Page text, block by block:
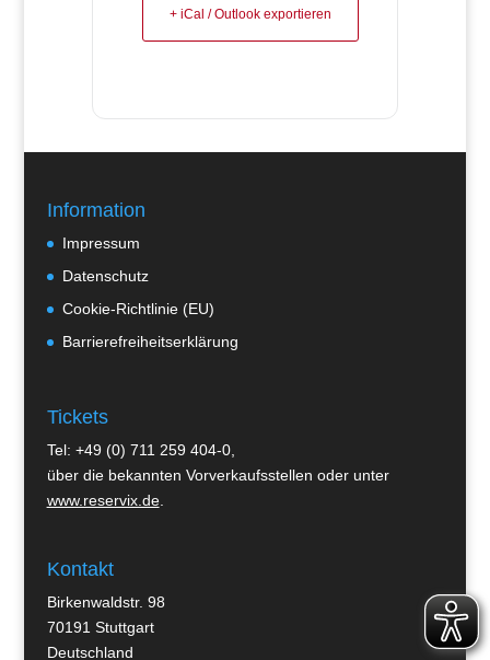
+ iCal / Outlook exportieren
Information
Impressum
Datenschutz
Cookie-Richtlinie (EU)
Barrierefreiheitserklärung
Tickets
Tel: +49 (0) 711 259 404-0,
über die bekannten Vorverkaufsstellen oder unter
www.reservix.de.
Kontakt
Birkenwaldstr. 98
70191 Stuttgart
Deutschland